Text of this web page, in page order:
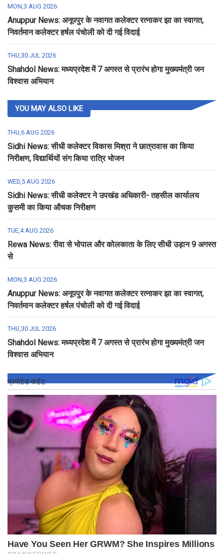
MON,3 AUG 2026
Anuppur News: अनूपपुर के नवागत कलेक्टर रत्नाकर झा का स्वागत,
निवर्तमान कलेक्टर हर्षल पंचोली को दी गई विदाई
THU,30 JUL 2026
Shahdol News: मध्यप्रदेश में 7 अगस्त से प्रारंभ होगा मुख्यमंत्री जन
विश्वास अभियान
YOU MAY ALSO LIKE
THU,6 AUG 2026
Sidhi News: सीधी कलेक्टर विकास मिश्रा ने छात्रावास का किया
निरीक्षण, विद्यार्थियों संग किया रात्रि भोजन
WED,5 AUG 2026
Sidhi News: सीधी कलेक्टर ने उपखंड अधिकारी- तहसील कार्यालय
कुसमी का किया औचक निरीक्षण
TUE,4 AUG 2026
Rewa News: रीवा से भोपाल और कोलकाता के लिए सीधी उड़ान 9 अगस्त
से
MON,3 AUG 2026
Anuppur News: अनूपपुर के नवागत कलेक्टर रत्नाकर झा का स्वागत,
निवर्तमान कलेक्टर हर्षल पंचोली को दी गई विदाई
THU,30 JUL 2026
Shahdol News: मध्यप्रदेश में 7 अगस्त से प्रारंभ होगा मुख्यमंत्री जन
विश्वास अभियान